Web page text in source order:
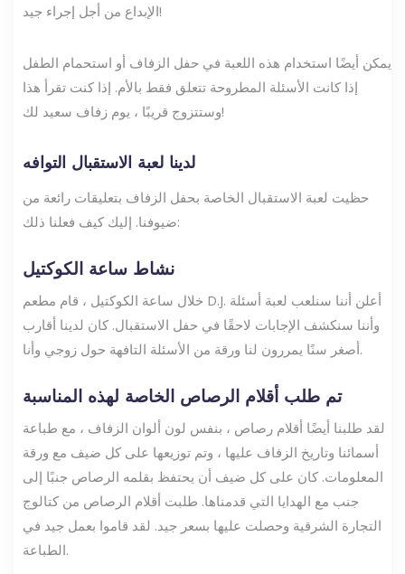
الإبداع من أجل إجراء جيد!
يمكن أيضًا استخدام هذه اللعبة في حفل الزفاف أو استحمام الطفل
إذا كانت الأسئلة المطروحة تتعلق فقط بالأم. إذا كنت تقرأ هذا
وستتزوج قريبًا ، يوم زفاف سعيد لك!
لدينا لعبة الاستقبال التوافه
حظيت لعبة الاستقبال الخاصة بحفل الزفاف بتعليقات رائعة من
ضيوفنا. إليك كيف فعلنا ذلك:
نشاط ساعة الكوكتيل
خلال ساعة الكوكتيل ، قام مطعم D.J. أعلن أننا سنلعب لعبة أسئلة
وأننا سنكشف الإجابات لاحقًا في حفل الاستقبال. كان لدينا أقارب
أصغر سنًا يمررون لنا ورقة من الأسئلة التافهة حول زوجي وأنا.
تم طلب أقلام الرصاص الخاصة لهذه المناسبة
لقد طلبنا أيضًا أقلام رصاص ، بنفس لون ألوان الزفاف ، مع طباعة
أسمائنا وتاريخ الزفاف عليها ، وتم توزيعها على كل ضيف مع ورقة
المعلومات. كان على كل ضيف أن يحتفظ بقلمه الرصاص جنبًا إلى
جنب مع الهدايا التي قدمناها. طلبت أقلام الرصاص من كتالوج
التجارة الشرقية وحصلت عليها بسعر جيد. لقد قاموا بعمل جيد في
الطباعة.